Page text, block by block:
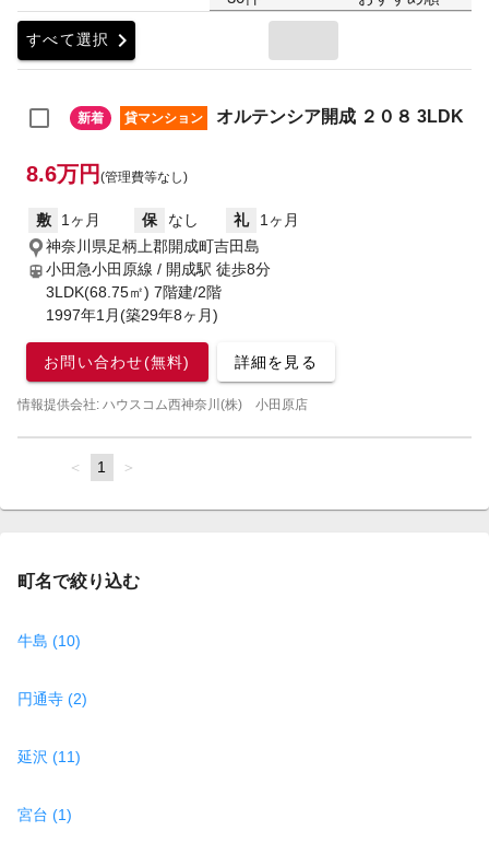
すべて選択 chevron_right
新着 貸マンション オルテンシア開成 ２０８ 3LDK
8.6万円 (管理費等なし)
敷 1ヶ月 保 なし 礼
1ヶ月
神奈川県足柄上郡開成町吉田島
小田急小田原線 / 開成駅 徒歩8分
3LDK(68.75㎡) 7階建/2階
1997年1月(築29年8ヶ月)
お問い合わせ(無料) 詳細を見る
情報提供会社: ハウスコム西神奈川(株) 小田原店
page
You're
page
1 page
町名で絞り込む
牛島 (10)
円通寺 (2)
延沢 (11)
宮台 (1)